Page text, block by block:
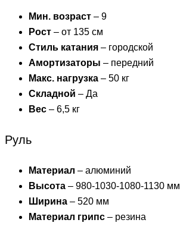
Мин. возраст – 9
Рост – от 135 см
Стиль катания – городской
Амортизаторы – передний
Макс. нагрузка – 50 кг
Складной – Да
Вес – 6,5 кг
Руль
Материал – алюминий
Высота – 980-1030-1080-1130 мм
Ширина – 520 мм
Материал грипс – резина